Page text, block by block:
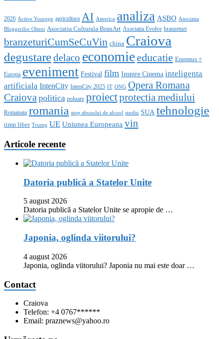
2026 Active Yourope agricultura AI America analiza ASBO Asociatia
Bloggerilor Olteni Asociatia Culturala BranArt Asociatia Evolve branzeturi
branzeturiCumSeCuVin china Craiova
degustaredelaco economieeducatie Erasmus +
Europa eveniment Festival film Inspire Cinema inteligenta
artificiala IntenCity IntenCity 2025 IT ONG Opera Romana
Craiova politica poluare proiectprotectia mediului
Romanaia romania stop abuzului de alcool studiu SUA tehnologie
timp liber Trump UE Uniunea Europeana vin
Articole recente
Datoria publică a Statelor Unite
5 august 2026
Datoria publică a Statelor Unite se apropie de …
Japonia, oglinda viitorului?
4 august 2026
Japonia, oglinda viitorului? Japonia nu mai este doar …
Contact
Craiova
Telefon: +4 0767******
Email: praznews@yahoo.ro